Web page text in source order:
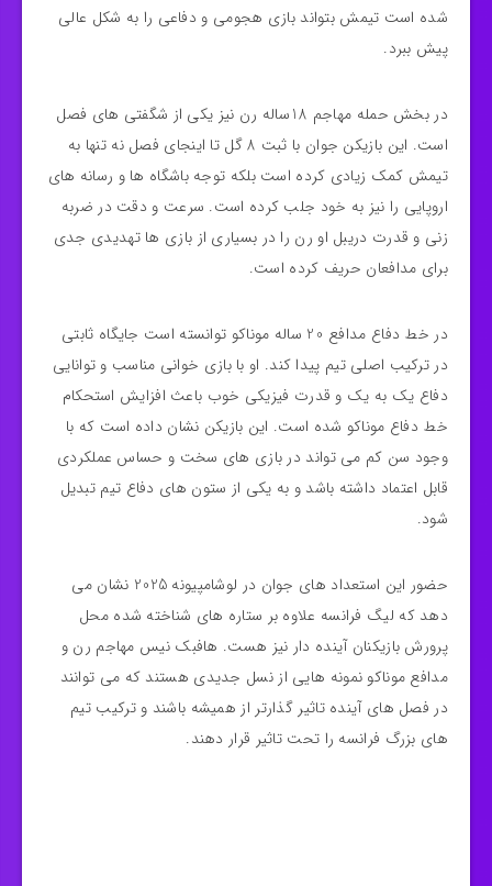
شده است تیمش بتواند بازی هجومی و دفاعی را به شکل عالی
پیش ببرد.
در بخش حمله مهاجم 18ساله رن نیز یکی از شگفتی‌ های فصل
است. این بازیکن جوان با ثبت 8 گل تا اینجای فصل نه‌ تنها به
تیمش کمک زیادی کرده است بلکه توجه باشگاه‌ ها و رسانه‌ های
اروپایی را نیز به خود جلب کرده است. سرعت و دقت در ضربه‌
زنی و قدرت دریبل او رن را در بسیاری از بازی‌ ها تهدیدی جدی
برای مدافعان حریف کرده است.
در خط دفاع مدافع 20 ساله موناکو توانسته است جایگاه ثابتی
در ترکیب اصلی تیم پیدا کند. او با بازی‌ خوانی مناسب و توانایی
دفاع یک‌ به‌ یک و قدرت فیزیکی خوب باعث افزایش استحکام
خط دفاع موناکو شده است. این بازیکن نشان داده است که با
وجود سن کم می‌ تواند در بازی‌ های سخت و حساس عملکردی
قابل اعتماد داشته باشد و به یکی از ستون‌ های دفاع تیم تبدیل
شود.
حضور این استعداد های جوان در لوشامپیونه 2025 نشان می‌
دهد که لیگ فرانسه علاوه بر ستاره‌ های شناخته‌ شده محل
پرورش بازیکنان آینده‌ دار نیز هست. هافبک نیس مهاجم رن و
مدافع موناکو نمونه‌ هایی از نسل جدیدی هستند که می‌ توانند
در فصل‌ های آینده تاثیر گذارتر از همیشه باشند و ترکیب تیم‌
های بزرگ فرانسه را تحت تاثیر قرار دهند.